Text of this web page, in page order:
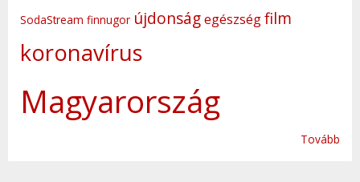
SodaStream finnugor újdonságegészségfilm
koronavírus
Magyarország
Tovább